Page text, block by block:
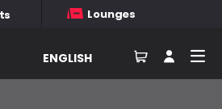
Lounges
ENGLISH